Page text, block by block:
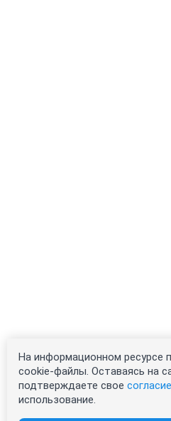
На информационном ресурсе
cookie-файлы. Оставаясь на
подтверждаете свое согласие
использование.